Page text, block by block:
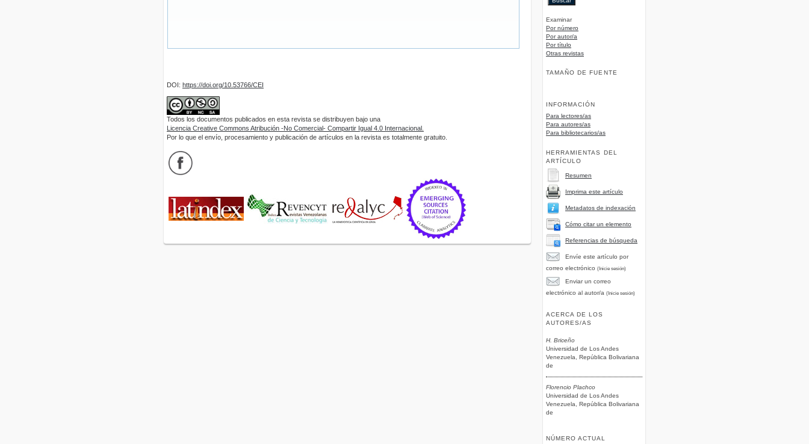
Examinar
Por número
Por autor/a
Por título
Otras revistas
TAMAÑO DE FUENTE
INFORMACIÓN
Para lectores/as
Para autores/as
Para bibliotecarios/as
HERRAMIENTAS DEL
ARTÍCULO
Resumen
Imprima este artículo
Metadatos de indexación
Cómo citar un elemento
Referencias de búsqueda
Envíe este artículo por
correo electrónico (Inicie sesión)
Enviar un correo
electrónico al autor/a (Inicie sesión)
ACERCA DE LOS
AUTORES/AS
H. Briceño
Universidad de Los Andes
Venezuela, República Bolivariana
de
Florencio Plachco
Universidad de Los Andes
Venezuela, República Bolivariana
de
NÚMERO ACTUAL
DOI: https://doi.org/10.53766/CEI
Todos los documentos publicados en esta revista se distribuyen bajo una
Licencia Creative Commons Atribución -No Comercial- Compartir Igual 4.0 Internacional.
Por lo que el envío, procesamiento y publicación de artículos en la revista es totalmente gratuito.